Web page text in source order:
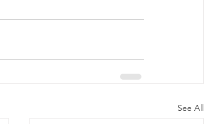
See All